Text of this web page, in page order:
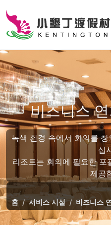
비즈니스
녹색 환경 속에서 회의를
십
리조트는 회의에 필요한 포
제공
홈 서비스 시설 비즈니스